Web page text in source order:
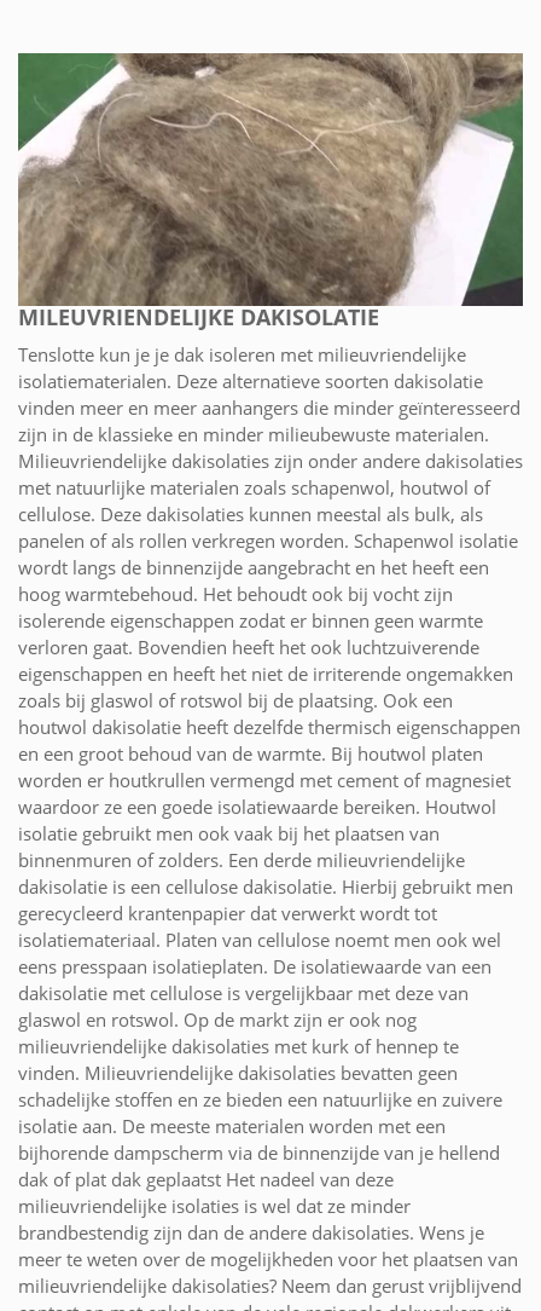
MILEUVRIENDELIJKE DAKISOLATIE
Tenslotte kun je je dak isoleren met milieuvriendelijke
isolatiematerialen. Deze alternatieve soorten dakisolatie
vinden meer en meer aanhangers die minder geïnteresseerd
zijn in de klassieke en minder milieubewuste materialen.
Milieuvriendelijke dakisolaties zijn onder andere dakisolaties
met natuurlijke materialen zoals schapenwol, houtwol of
cellulose. Deze dakisolaties kunnen meestal als bulk, als
panelen of als rollen verkregen worden. Schapenwol isolatie
wordt langs de binnenzijde aangebracht en het heeft een
hoog warmtebehoud. Het behoudt ook bij vocht zijn
isolerende eigenschappen zodat er binnen geen warmte
verloren gaat. Bovendien heeft het ook luchtzuiverende
eigenschappen en heeft het niet de irriterende ongemakken
zoals bij glaswol of rotswol bij de plaatsing. Ook een
houtwol dakisolatie heeft dezelfde thermisch eigenschappen
en een groot behoud van de warmte. Bij houtwol platen
worden er houtkrullen vermengd met cement of magnesiet
waardoor ze een goede isolatiewaarde bereiken. Houtwol
isolatie gebruikt men ook vaak bij het plaatsen van
binnenmuren of zolders. Een derde milieuvriendelijke
dakisolatie is een cellulose dakisolatie. Hierbij gebruikt men
gerecycleerd krantenpapier dat verwerkt wordt tot
isolatiemateriaal. Platen van cellulose noemt men ook wel
eens presspaan isolatieplaten. De isolatiewaarde van een
dakisolatie met cellulose is vergelijkbaar met deze van
glaswol en rotswol. Op de markt zijn er ook nog
milieuvriendelijke dakisolaties met kurk of hennep te
vinden. Milieuvriendelijke dakisolaties bevatten geen
schadelijke stoffen en ze bieden een natuurlijke en zuivere
isolatie aan. De meeste materialen worden met een
bijhorende dampscherm via de binnenzijde van je hellend
dak of plat dak geplaatst Het nadeel van deze
milieuvriendelijke isolaties is wel dat ze minder
brandbestendig zijn dan de andere dakisolaties. Wens je
meer te weten over de mogelijkheden voor het plaatsen van
milieuvriendelijke dakisolaties? Neem dan gerust vrijblijvend